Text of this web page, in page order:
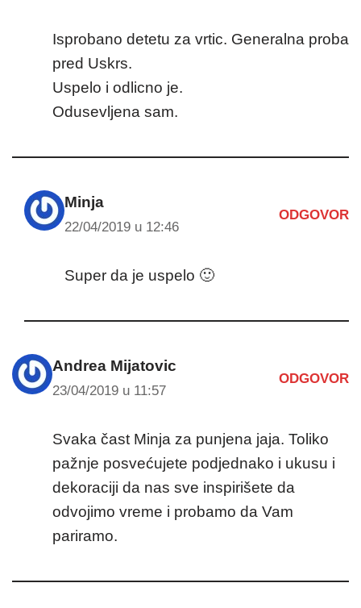
Isprobano detetu za vrtic. Generalna proba
pred Uskrs.
Uspelo i odlicno je.
Odusevljena sam.
Minja
22/04/2019 u 12:46
ODGOVOR
Super da je uspelo 🙂
Andrea Mijatovic
23/04/2019 u 11:57
ODGOVOR
Svaka čast Minja za punjena jaja. Toliko
pažnje posvećujete podjednako i ukusu i
dekoraciji da nas sve inspirišete da
odvojimo vreme i probamo da Vam
pariramo.